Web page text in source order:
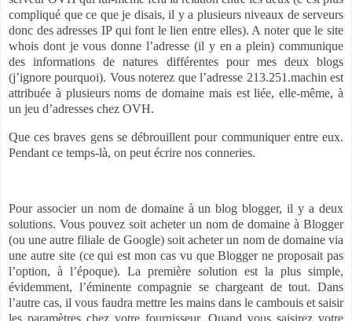
compliqué que ce que je disais, il y a plusieurs niveaux de serveurs
donc des adresses IP qui font le lien entre elles). A noter que le site
whois dont je vous donne l’adresse (il y en a plein) communique
des informations de natures différentes pour mes deux blogs
(j’ignore pourquoi). Vous noterez que l’adresse 213.251.machin est
attribuée à plusieurs noms de domaine mais est liée, elle-même, à
un jeu d’adresses chez OVH.
Que ces braves gens se débrouillent pour communiquer entre eux.
Pendant ce temps-là, on peut écrire nos conneries.
Pour associer un nom de domaine à un blog blogger, il y a deux
solutions. Vous pouvez soit acheter un nom de domaine à Blogger
(ou une autre filiale de Google) soit acheter un nom de domaine via
une autre site (ce qui est mon cas vu que Blogger ne proposait pas
l’option, à l’époque). La première solution est la plus simple,
évidemment, l’éminente compagnie se chargeant de tout. Dans
l’autre cas, il vous faudra mettre les mains dans le cambouis et saisir